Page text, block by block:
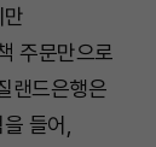
주문만으로
랜드은행은
들어,